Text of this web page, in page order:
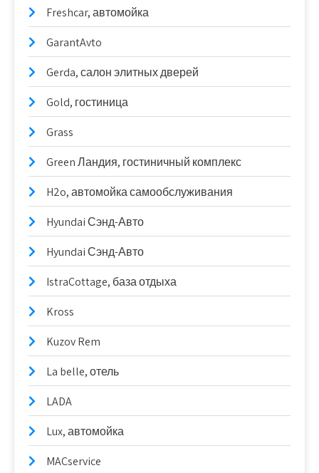
Freshcar, автомойка
GarantAvto
Gerda, салон элитных дверей
Gold, гостиница
Grass
Green Ландия, гостиничный комплекс
H2o, автомойка самообслуживания
Hyundai Сэнд-Авто
Hyundai Сэнд-Авто
IstraCottage, база отдыха
Kross
Kuzov Rem
La belle, отель
LADA
Lux, автомойка
MACservice